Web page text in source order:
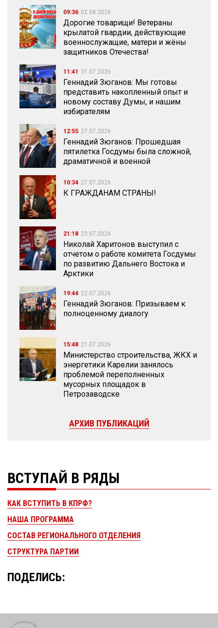
09:36 02.08.2026
Дорогие товарищи! Ветераны
крылатой гвардии, действующие
военнослужащие, матери и жёны
защитников Отечества!
11:41 31.07.2026
Геннадий Зюганов: Мы готовы
представить накопленный опыт и
новому составу Думы, и нашим
избирателям
12:55 27.07.2026
Геннадий Зюганов: Прошедшая
пятилетка Госдумы была сложной,
драматичной и военной
10:34 27.07.2026
К ГРАЖДАНАМ СТРАНЫ!
21:18 23.07.2026
Николай Харитонов выступил с
отчетом о работе комитета Госдумы
по развитию Дальнего Востока и
Арктики
19:44 22.07.2026
Геннадий Зюганов: Призываем к
полноценному диалогу
15:48 21.07.2026
Министерство строительства, ЖКХ и
энергетики Карелии занялось
проблемой переполненных
мусорных площадок в
Петрозаводске
АРХИВ ПУБЛИКАЦИЙ
ВСТУПАЙ В РЯДЫ
КАК ВСТУПИТЬ В КПРФ?
НАША ПРОГРАММА
СОСТАВ РЕГИОНАЛЬНОГО ОТДЕЛЕНИЯ
СТРУКТУРА ПАРТИИ
ПОДЕЛИСЬ: